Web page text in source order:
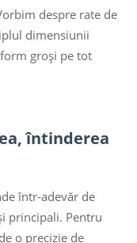
despre rate de
dimensiunii
groși pe tot
întinderea
într-adevăr de
principali. Pentru
o precizie de